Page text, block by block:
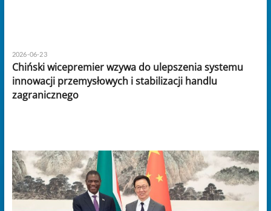
2026-06-23
Chiński wicepremier wzywa do ulepszenia systemu
innowacji przemysłowych i stabilizacji handlu
zagranicznego